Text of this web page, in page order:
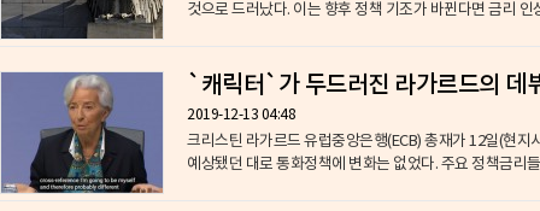
것으로 드러났다. 이는 향후 정책 기조가 바뀐다면 금리 인
`캐릭터`가 두드러진 라가르드의 데
2019-12-13 04:48
크리스틴 라가르드 유럽중앙은행(ECB) 총재가 12일(현
예상됐던 대로 통화정책에 변화는 없었다. 주요 정책금리